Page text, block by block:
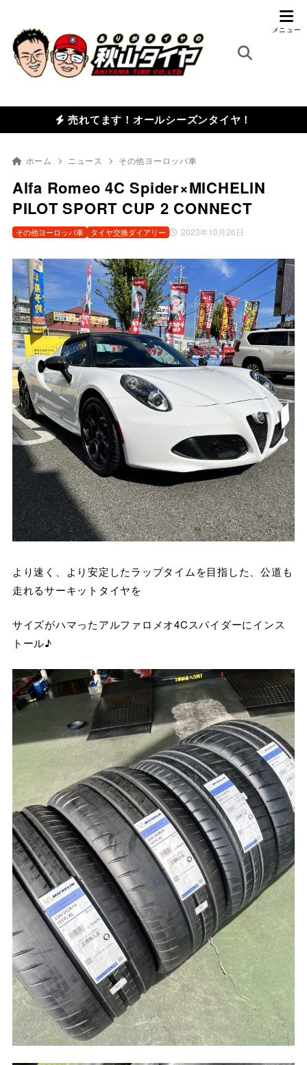
売れてます！オールシーズンタイヤ！
ホーム ニュース その他ヨーロッパ車
Alfa Romeo 4C Spider×MICHELIN
PILOT SPORT CUP 2 CONNECT
2023年10月26日
その他ヨーロッパ車 タイヤ交換ダイアリー
より速く、より安定したラップタイムを目指した、公道も
走れるサーキットタイヤを
サイズがハマったアルファロメオ4Cスパイダーにインス
トール♪